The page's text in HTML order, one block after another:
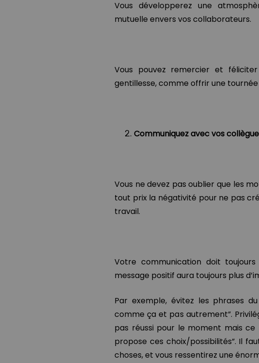
Vous développerez une
mutuelle envers vos collaborateurs.
Vous pouvez remercier et
gentillesse, comme offrir une
Communiquez avec vos
Vous ne devez pas oublier que les
tout prix la négativité pour ne pas
travail.
Votre communication doit
message positif aura toujours plus
Par exemple, évitez les phrases
comme ça et pas autrement”.
pas réussi pour le moment mais ce
propose ces choix/possibilités”. Il
choses, et vous ressentirez une